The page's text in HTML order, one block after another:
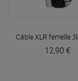
Câble XLR femelle
12,90 €